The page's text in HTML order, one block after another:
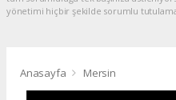
yönetimi hiçbir şekilde sorumlu
Anasayfa Mersin